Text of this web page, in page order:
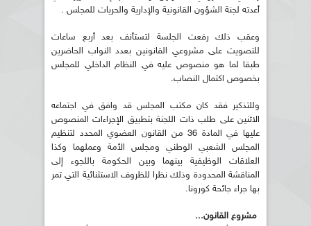
أعدته لجنة الشؤون القانونية والإدارية والحريات للمجلس .
وعقب ذلك رفعت الجلسة لتستأنف بعد أربع ساعات
للتصويت على مشروعي القانونين بعدد النواب الحاضرين
طبقا لما هو منصوص عليه في النظام الداخلي للمجلس
بخصوص اكتمال النصاب.
وللتذكير فقد كان مكتب المجلس قد وافق في اجتماعه
الاثنين على طلب ذات اللجنة بتطبيق الإجراءات المنصوص
عليها في المادة 36 من القانون العضوي المحدد لتنظيم
المجلس الشعبي الوطني ومجلس الأمة وعملهما وكذا
العلاقات الوظيفية بينهما وبين الحكومة باللجوء إلى
المناقشة المحدودة وذلك نظرا للظروف الاستثنائية التي تمر
بها جراء جائحة كورونا.
مشروع القانون...